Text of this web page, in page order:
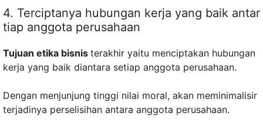
4. Terciptanya hubungan kerja yang baik antar
tiap anggota perusahaan
Tujuan etika bisnis terakhir yaitu menciptakan hubungan
kerja yang baik diantara setiap anggota perusahaan.
Dengan menjunjung tinggi nilai moral, akan meminimalisir
terjadinya perselisihan antara anggota perusahaan.